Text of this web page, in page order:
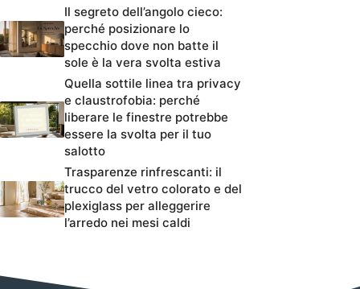
Il segreto dell’angolo cieco:
perché posizionare lo
specchio dove non batte il
sole è la vera svolta estiva
Quella sottile linea tra privacy
e claustrofobia: perché
liberare le finestre potrebbe
essere la svolta per il tuo
salotto
Trasparenze rinfrescanti: il
trucco del vetro colorato e del
plexiglass per alleggerire
l’arredo nei mesi caldi